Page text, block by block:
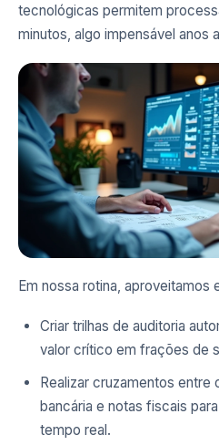
tecnológicas permitem
minutos, algo impensável anos
Em nossa rotina, aproveitamos
Criar trilhas de auditoria
valor crítico em frações de
Realizar cruzamentos
bancária e notas fiscais
tempo real.